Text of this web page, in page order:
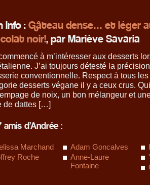
info :Gâteau dense… et léger
noir!, par Mariève Savaria
à m’intéresser aux desserts
J’ai toujours détesté la
conventionnelle. Respect à tous
desserts végane il y a ceux crus.
de noix, un bon mélangeur et
de dattes […]
amis d’Andrée :
Marchand Adam Goncalves
Roche
Anne-Laure
Fontaine